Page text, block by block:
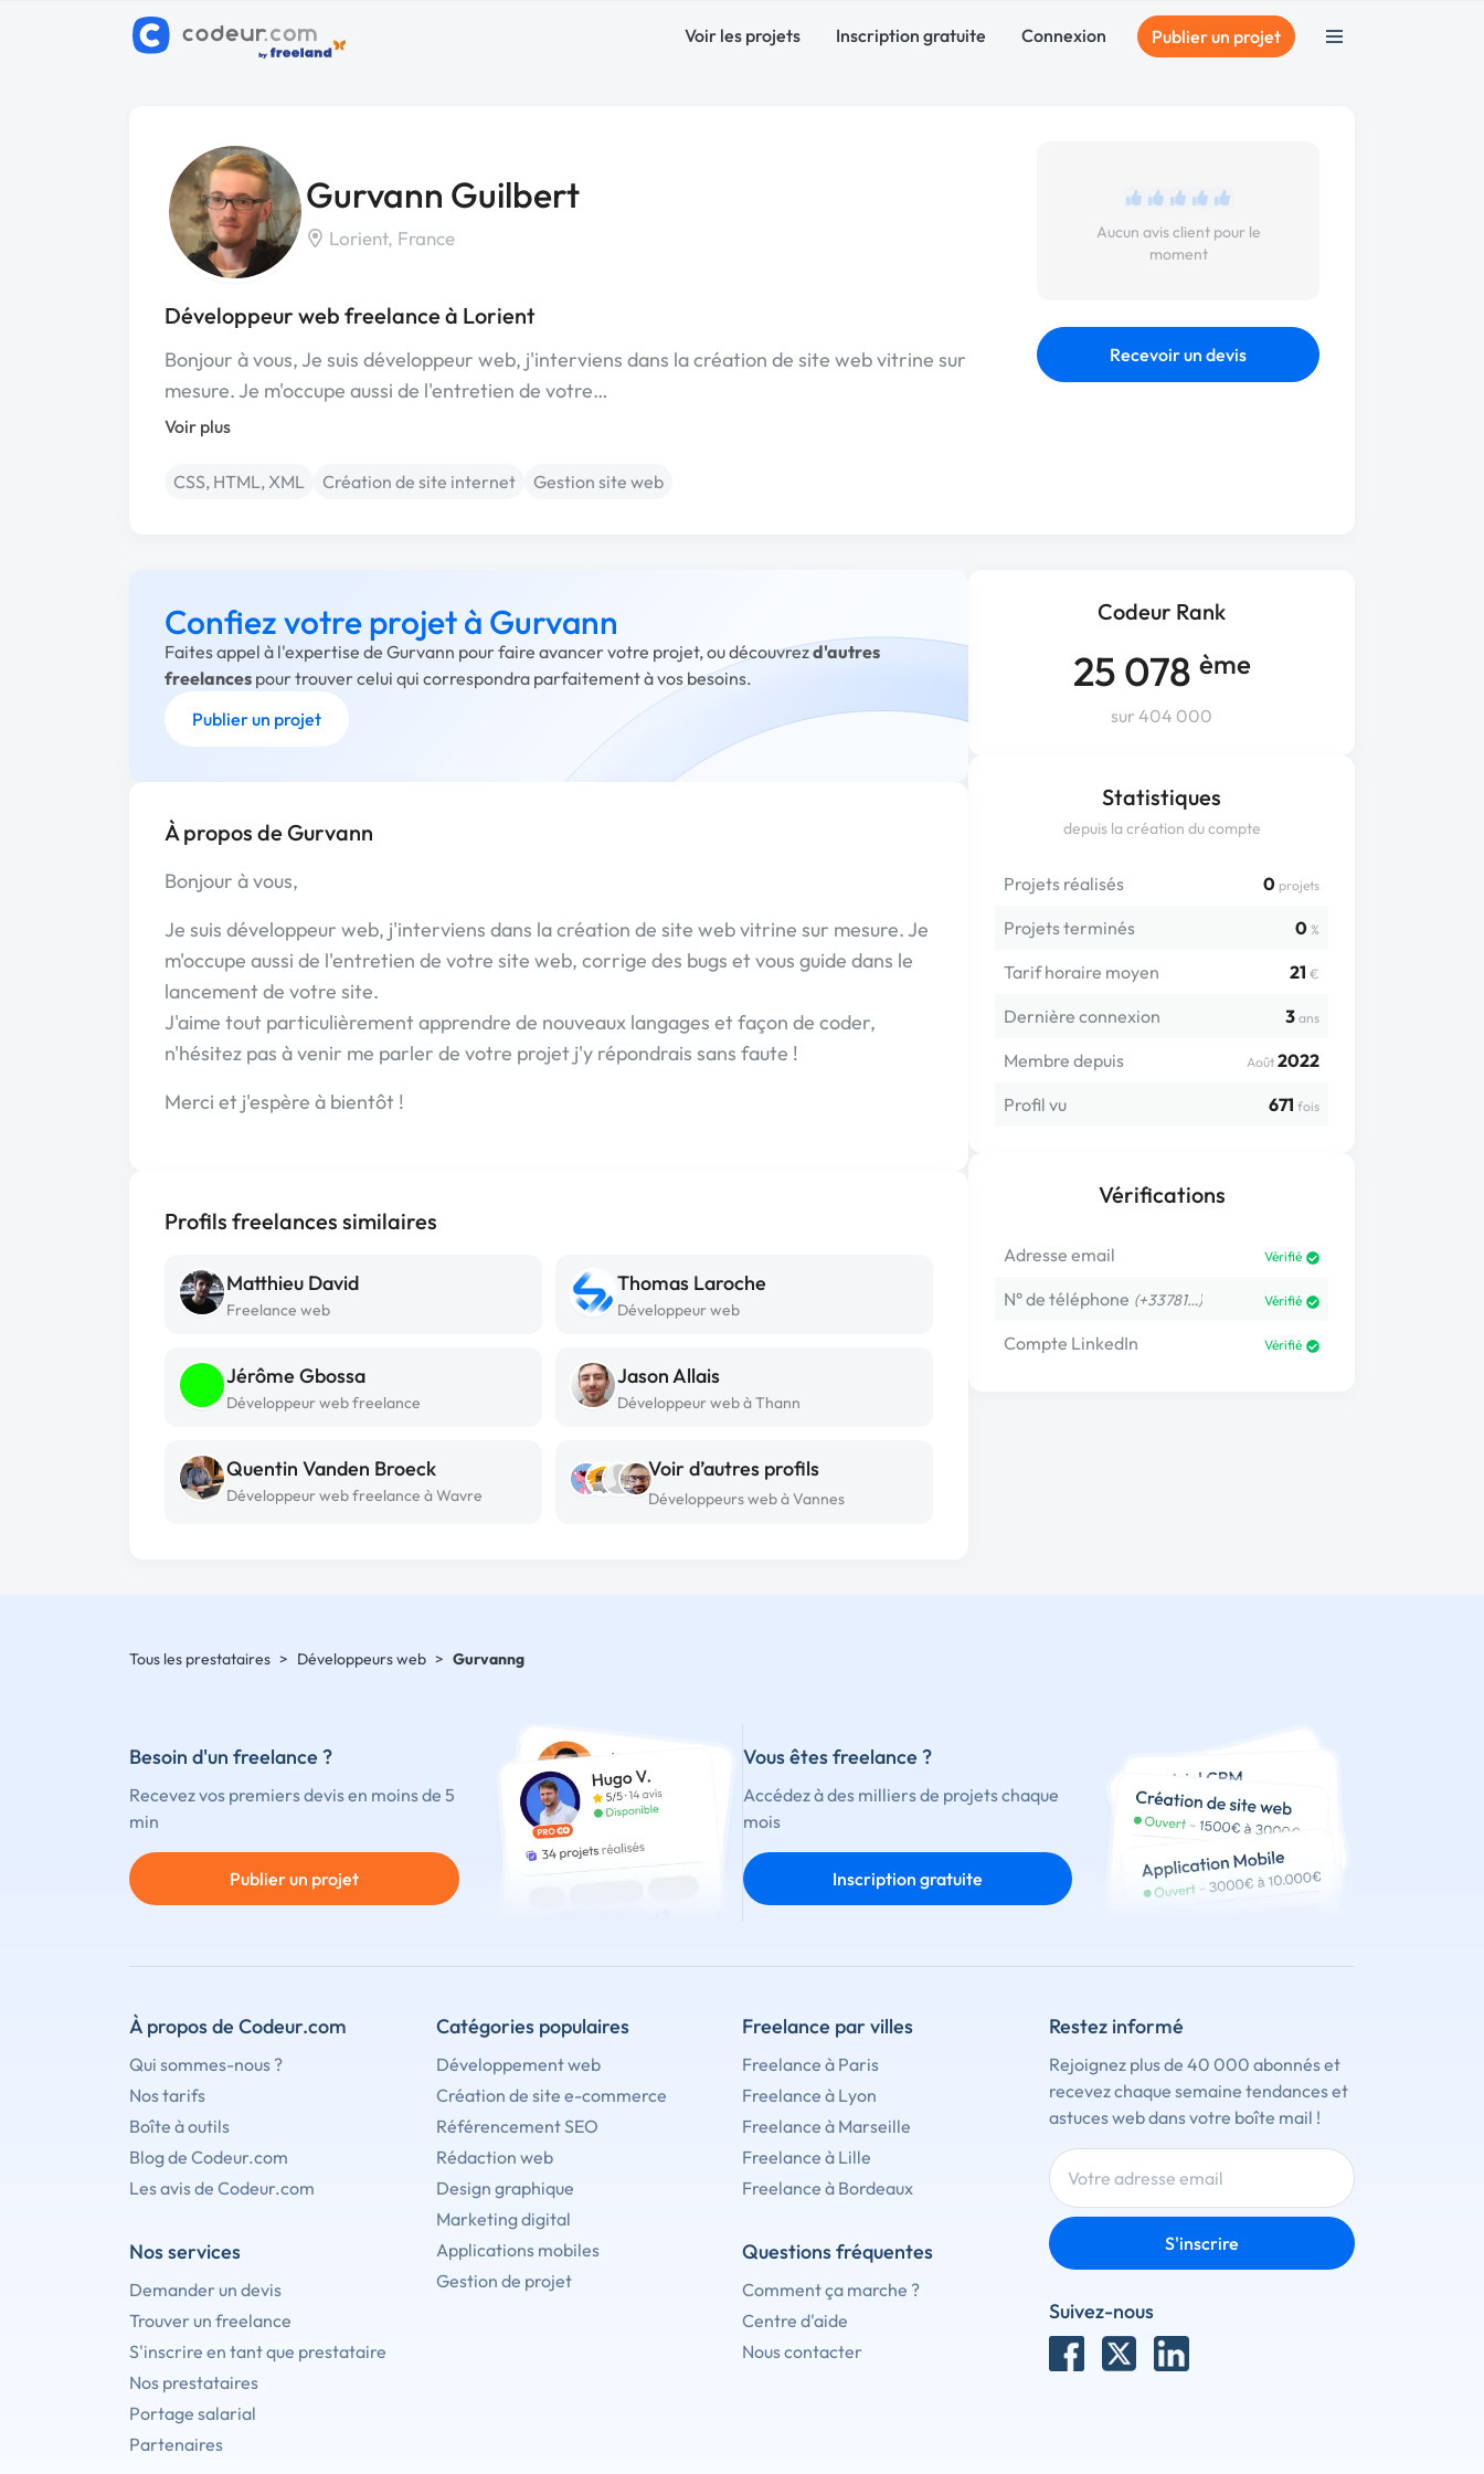
Voir les projets Inscription gratuite Connexion Publier un projet
Gurvann Guilbert
Lorient, France
Développeur web freelance à Lorient
Bonjour à vous, Je suis développeur web, j'interviens dans la création de site web vitrine sur
mesure. Je m'occupe aussi de l'entretien de votre…
Voir plus
CSS, HTML, XML Création de site internet Gestion site web
Aucun avis client pour le
moment
Recevoir un devis
Codeur Rank
25 078 ème
sur 404 000
Statistiques
depuis la création du compte
Projets réalisés 0 projets
Projets terminés 0 %
Tarif horaire moyen 21 €
Dernière connexion 3 ans
Membre depuis Août 2022
Profil vu
671 fois
Vérifications
Adresse email Vérifié
N° de téléphone (+33781…) Vérifié
Compte LinkedIn Vérifié
Confiez votre projet à Gurvann
Faites appel à l'expertise de Gurvann pour faire avancer votre projet, ou découvrezd'autres
freelances pour trouver celui qui correspondra parfaitement à vos besoins.
Publier un projet
À propos de Gurvann
Bonjour à vous,
Je suis développeur web, j'interviens dans la création de site web vitrine sur mesure. Je
m'occupe aussi de l'entretien de votre site web, corrige des bugs et vous guide dans le
lancement de votre site.
J'aime tout particulièrement apprendre de nouveaux langages et façon de coder,
n'hésitez pas à venir me parler de votre projet j'y répondrais sans faute !
Merci et j'espère à bientôt !
Profils freelances similaires
Matthieu David
Freelance web
Thomas Laroche
Développeur web
Jérôme Gbossa
Développeur web freelance
Jason Allais
Développeur web à Thann
Quentin Vanden Broeck
Développeur web freelance à Wavre
Voir d’autres profils
Développeurs web à Vannes
Tous les prestataires > Développeurs web > Gurvanng
Besoin d'un freelance ?
Recevez vos premiers devis en moins de 5
min
Publier un projet
Vous êtes freelance ?
Accédez à des milliers de projets chaque
mois
Inscription gratuite
À propos de Codeur.com
Qui sommes-nous ?
Nos tarifs
Boîte à outils
Blog de Codeur.com
Les avis de Codeur.com
Nos services
Demander un devis
Trouver un freelance
S'inscrire en tant que prestataire
Nos prestataires
Portage salarial
Partenaires
Catégories populaires
Développement web
Création de site e-commerce
Référencement SEO
Rédaction web
Design graphique
Marketing digital
Applications mobiles
Gestion de projet
Freelance par villes
Freelance à Paris
Freelance à Lyon
Freelance à Marseille
Freelance à Lille
Freelance à Bordeaux
Questions fréquentes
Comment ça marche ?
Centre d'aide
Nous contacter
Restez informé
Rejoignez plus de 40 000 abonnés et
recevez chaque semaine tendances et
astuces web dans votre boîte mail !
S'inscrire
Suivez-nous